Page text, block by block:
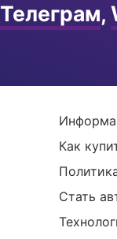
Телеграм,
Как
Стать